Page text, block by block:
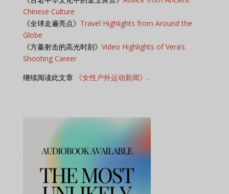
Chinese Culture
《全球走遍亮点》 Travel Highlights from Around the
Globe
《方蓁射击的高光时刻》 Video Highlights of Vera’s
Shooting Career
继续阅读此文章
《女性户外运动新闻》 .